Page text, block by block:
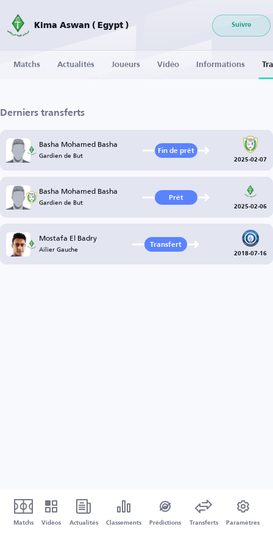
Kima Aswan ( Egypt ) Suivre
Matchs Actualités Joueurs Vidéo Informations
Derniers transferts
Basha Mohamed Basha
Gardien de But Fin de prêt
2025-02-07
Basha Mohamed Basha
Gardien de But Prêt
2025-02-06
Mostafa El Badry
Ailier Gauche Transfert
2018-07-16
Matchs Vidéos Actualités Classements Prédictions Transferts Paramètres